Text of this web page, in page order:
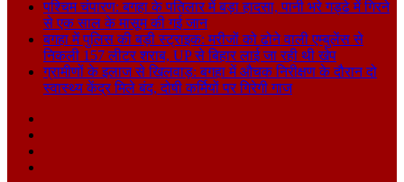
पश्चिम चंपारण: बगहा के पतिलार में बड़ा हादसा, पानी भरे गड्ढे में गिरने
से एक साल के मासूम की गई जान
बगहा में पुलिस की बड़ी स्ट्राइक: मरीजों को ढोने वाली एम्बुलेंस से
निकली 157 लीटर शराब, UP से बिहार लाई जा रही थी खेप
ग्रामीणों के इलाज से खिलवाड़: बगहा में औचक निरीक्षण के दौरान दो
स्वास्थ्य केंद्र मिले बंद, दोषी कर्मियों पर गिरेगी गाज